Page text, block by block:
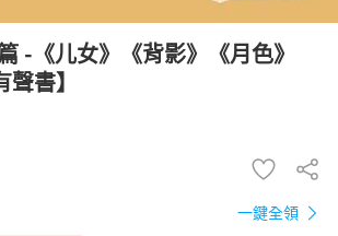
-《儿女》《背影》《月色》
書】
一鍵全領